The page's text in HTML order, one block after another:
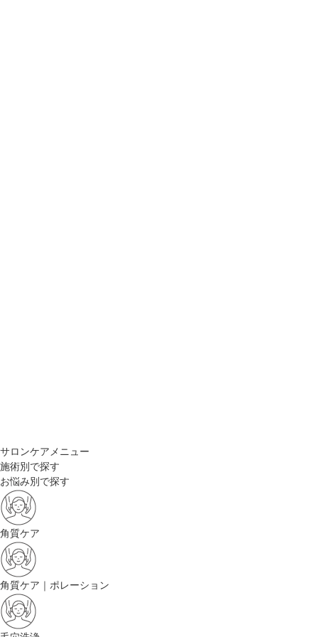
サロンケアメニュー
施術別で探す
お悩み別で探す
角質ケア
角質ケア｜ポレーション